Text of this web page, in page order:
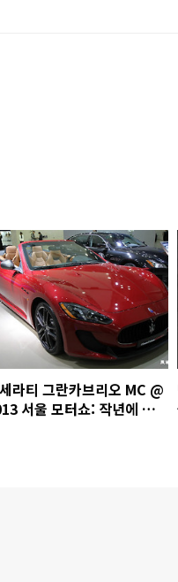
라티 그란카브리오 MC @
서울 모터쇼: 작년에 선